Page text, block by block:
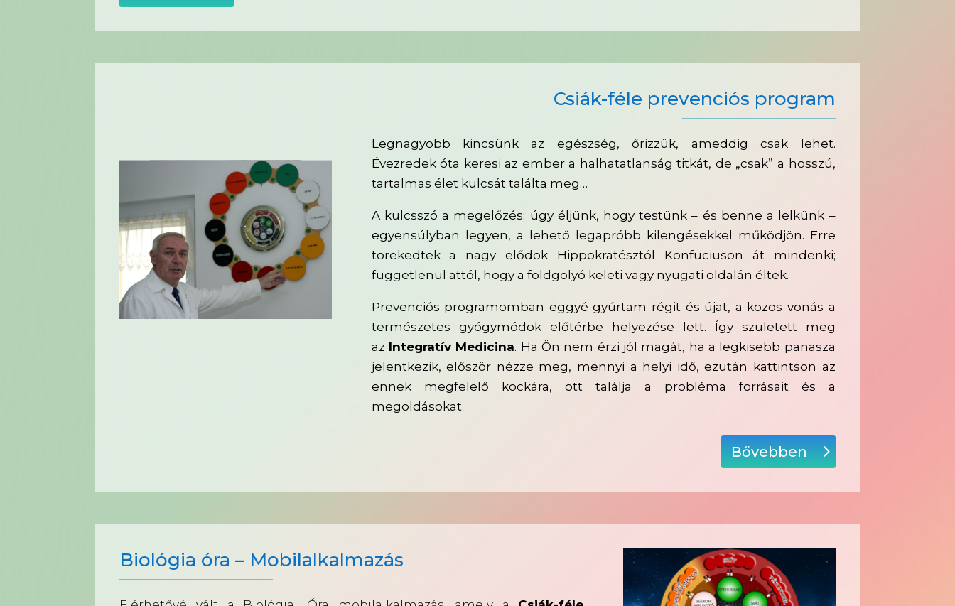
Csiák-féle prevenciós program
Legnagyobb kincsünk az egészség, őrizzük, ameddig csak lehet.
Évezredek óta keresi az ember a halhatatlanság titkát, de „csak” a hosszú,
tartalmas élet kulcsát találta meg…
A kulcsszó a megelőzés; úgy éljünk, hogy testünk – és benne a lelkünk –
egyensúlyban legyen, a lehető legapróbb kilengésekkel működjön. Erre
törekedtek a nagy elődök Hippokratésztól Konfuciuson át mindenki;
függetlenül attól, hogy a földgolyó keleti vagy nyugati oldalán éltek.
Prevenciós programomban eggyé gyúrtam régit és újat, a közös vonás a
természetes gyógymódok előtérbe helyezése lett. Így született meg
az Integratív Medicina. Ha Ön nem érzi jól magát, ha a legkisebb panasza
jelentkezik, először nézze meg, mennyi a helyi idő, ezután kattintson az
ennek megfelelő kockára, ott találja a probléma forrásait és a
megoldásokat.
Bővebben
Biológia óra – Mobilalkalmazás